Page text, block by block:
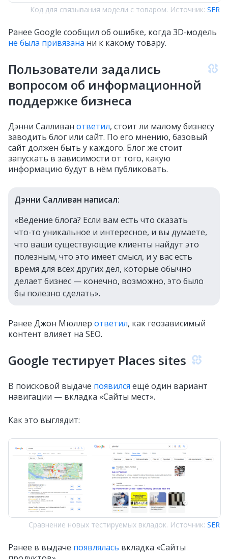
Код для связывания модели с товаром. Источник: SER
Ранее Google сообщил об ошибке, когда 3D‑модель
не была привязана ни к какому товару.
Пользователи задались
вопросом об информационной
поддержке бизнеса
Дэнни Салливан ответил, стоит ли малому бизнесу
заводить блог или сайт. По его мнению, базовый
сайт должен быть у каждого. Блог же стоит
запускать в зависимости от того, какую
информацию будут в нём публиковать.
Дэнни Салливан написал:
«Ведение блога? Если вам есть что сказать
что‑то уникальное и интересное, и вы думаете,
что ваши существующие клиенты найдут это
полезным, что это имеет смысл, и у вас есть
время для всех других дел, которые обычно
делает бизнес — конечно, возможно, это было
бы полезно сделать».
Ранее Джон Мюллер ответил, как геозависимый
контент влияет на SEO.
Google тестирует Places sites
В поисковой выдаче появился ещё один вариант
навигации — вкладка «Сайты мест».
Как это выглядит:
Сравнение новых тестируемых вкладок. Источник: SER
Ранее в выдаче появлялась вкладка «Сайты